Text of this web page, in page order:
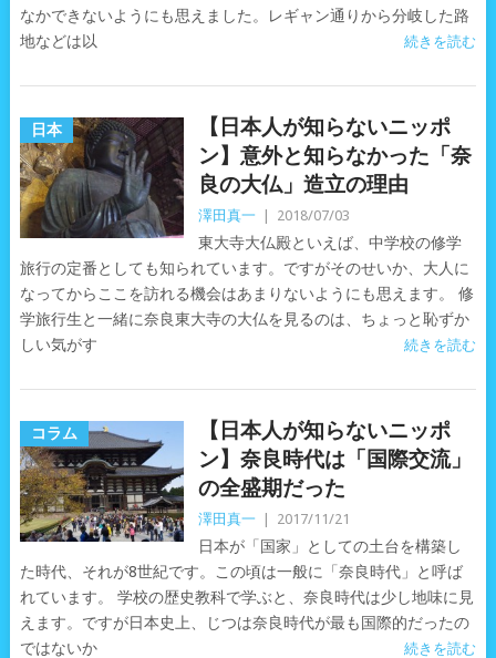
なかできないようにも思えました。レギャン通りから分岐した路
地などは以
続きを読む
日本
【日本人が知らないニッポ
ン】意外と知らなかった「奈
良の大仏」造立の理由
澤田真一 2018/07/03
東大寺大仏殿といえば、中学校の修学
旅行の定番としても知られています。ですがそのせいか、大人に
なってからここを訪れる機会はあまりないようにも思えます。 修
学旅行生と一緒に奈良東大寺の大仏を見るのは、ちょっと恥ずか
しい気がす
続きを読む
コラム
【日本人が知らないニッポ
ン】奈良時代は「国際交流」
の全盛期だった
澤田真一 2017/11/21
日本が「国家」としての土台を構築し
た時代、それが8世紀です。この頃は一般に「奈良時代」と呼ば
れています。 学校の歴史教科で学ぶと、奈良時代は少し地味に見
えます。ですが日本史上、じつは奈良時代が最も国際的だったの
ではないか
続きを読む